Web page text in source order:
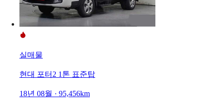
실매물
현대 포터2 1톤 표준탑
18년 08월 · 95,456km